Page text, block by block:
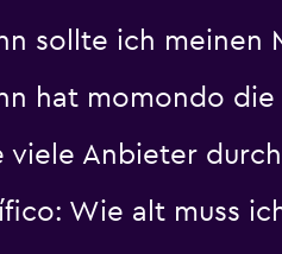
sollte ich meinen
hat momondo die
viele Anbieter
Wie alt muss